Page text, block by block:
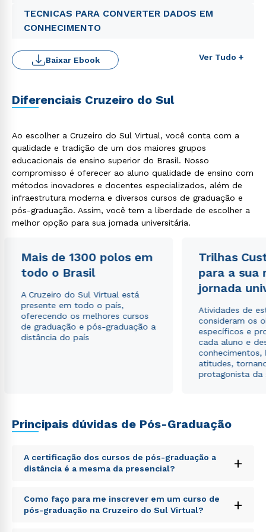
TECNICAS PARA CONVERTER DADOS EM
CONHECIMENTO
Ver Tudo +
Baixar Ebook
Diferenciais Cruzeiro do Sul
Ao escolher a Cruzeiro do Sul Virtual, você conta com a
qualidade e tradição de um dos maiores grupos
educacionais de ensino superior do Brasil. Nosso
compromisso é oferecer ao aluno qualidade de ensino com
métodos inovadores e docentes especializados, além de
infraestrutura moderna e diversos cursos de graduação e
pós-graduação. Assim, você tem a liberdade de escolher a
melhor opção para sua jornada universitária.
Mais de 1300 polos em
todo o Brasil
A Cruzeiro do Sul Virtual está
presente em todo o país,
oferecendo os melhores cursos
de graduação e pós-graduação a
distância do país
Trilhas
para a sua
jornada
Atividades de
consideram os
específicos e
cada aluno e
conhecimentos,
atitudes,
protagonista da
Principais dúvidas de Pós-Graduação
A certificação dos cursos de pós-graduação a
distância é a mesma da presencial?
+
Sed ut perspiciatis unde omnis iste natus error sit
voluptatem accusantium doloremque laudantium,
totam rem aperiam, eaque ipsa quae ab illo inventore
Como faço para me inscrever em um curso de
pós-graduação na Cruzeiro do Sul Virtual?
+
WhatsApp
ou
autorizo que meus dados sejam utilizados para o
envio de conteúdos da Cruzeiro do Sul.